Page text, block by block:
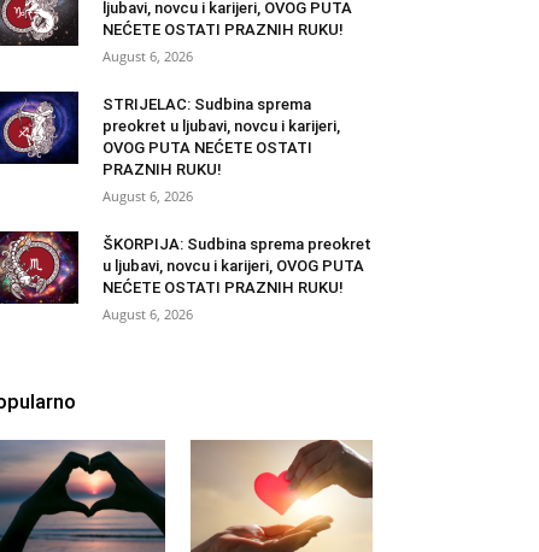
ljubavi, novcu i karijeri, OVOG PUTA
NEĆETE OSTATI PRAZNIH RUKU!
August 6, 2026
STRIJELAC: Sudbina sprema
preokret u ljubavi, novcu i karijeri,
OVOG PUTA NEĆETE OSTATI
PRAZNIH RUKU!
August 6, 2026
ŠKORPIJA: Sudbina sprema preokret
u ljubavi, novcu i karijeri, OVOG PUTA
NEĆETE OSTATI PRAZNIH RUKU!
August 6, 2026